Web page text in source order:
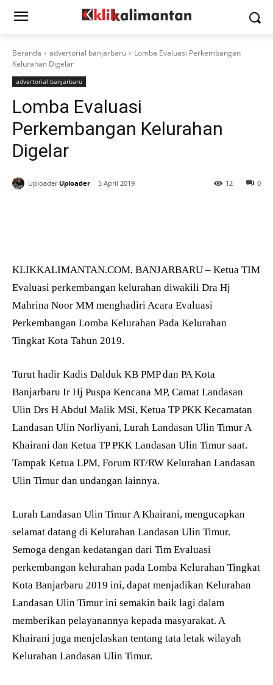
Beranda advertorial banjarbaru
Lomba Evaluasi Perkembangan
Kelurahan Digelar
advertorial banjarbaru
Lomba Evaluasi
Perkembangan Kelurahan
Digelar
Uploader Uploader 5 April 2019 0
12
KLIKKALIMANTAN.COM, BANJARBARU – Ketua TIM
Evaluasi perkembangan kelurahan diwakili Dra Hj
Mahrina Noor MM menghadiri Acara Evaluasi
Perkembangan Lomba Kelurahan Pada Kelurahan
Tingkat Kota Tahun 2019.
Turut hadir Kadis Dalduk KB PMP dan PA Kota
Banjarbaru Ir Hj Puspa Kencana MP, Camat Landasan
Ulin Drs H Abdul Malik MSi, Ketua TP PKK Kecamatan
Landasan Ulin Norliyani, Lurah Landasan Ulin Timur A
Khairani dan Ketua TP PKK Landasan Ulin Timur saat.
Tampak Ketua LPM, Forum RT/RW Kelurahan Landasan
Ulin Timur dan undangan lainnya.
Lurah Landasan Ulin Timur A Khairani, mengucapkan
selamat datang di Kelurahan Landasan Ulin Timur.
Semoga dengan kedatangan dari Tim Evaluasi
perkembangan kelurahan pada Lomba Kelurahan Tingkat
Kota Banjarbaru 2019 ini, dapat menjadikan Kelurahan
Landasan Ulin Timur ini semakin baik lagi dalam
memberikan pelayanannya kepada masyarakat. A
Khairani juga menjelaskan tentang tata letak wilayah
Kelurahan Landasan Ulin Timur.